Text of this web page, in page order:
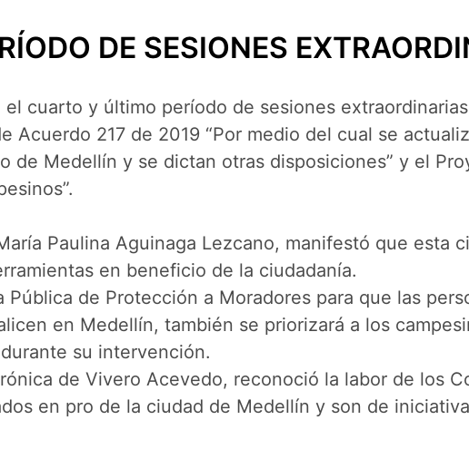
DE SESIONES
cuarto y último período de sesiones
Acuerdo 217 de 2019 “Por medio del cual se
de Medellín y se dictan otras disposiciones” y el
Paulina Aguinaga Lezcano, manifestó que esta
en beneficio de la ciudadanía.
de Protección a Moradores para que las
en Medellín, también se priorizará a los
su intervención.
de Vivero Acevedo, reconoció la labor de los
en pro de la ciudad de Medellín y son de